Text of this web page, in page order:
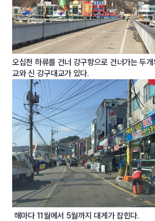
오십천 하류를 건너 강구항으로 건너가는 두
교와 신 강구대교가 있다.
해마다 11월에서 5월까지 대게가 잡힌다.